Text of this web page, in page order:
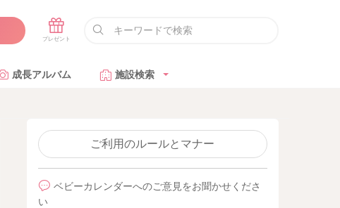
成長アルバム 施設検索
ご利用のルールとマナー
ベビーカレンダーへのご意見をお聞かせくださ
い